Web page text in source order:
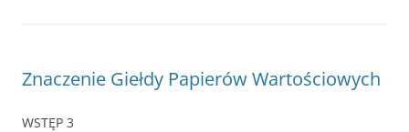
Znaczenie Giełdy Papierów Wartościowych
WSTĘP 3